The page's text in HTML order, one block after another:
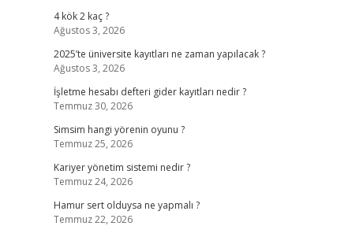
4 kök 2 kaç ?
Ağustos 3, 2026
2025’te üniversite kayıtları ne zaman yapılacak ?
Ağustos 3, 2026
İşletme hesabı defteri gider kayıtları nedir ?
Temmuz 30, 2026
Simsim hangi yörenin oyunu ?
Temmuz 25, 2026
Kariyer yönetim sistemi nedir ?
Temmuz 24, 2026
Hamur sert olduysa ne yapmalı ?
Temmuz 22, 2026